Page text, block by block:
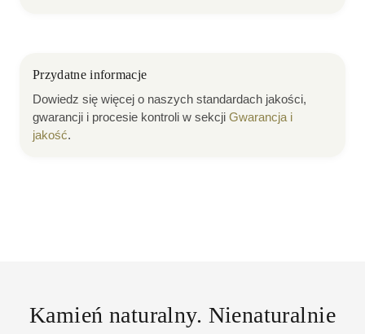
Przydatne informacje
Dowiedz się więcej o naszych standardach jakości,
gwarancji i procesie kontroli w sekcji Gwarancja i
jakość.
Kamień naturalny. Nienaturalnie